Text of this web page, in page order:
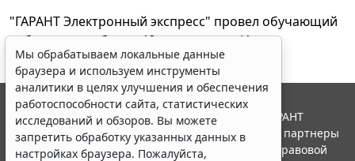
"ГАРАНТ Электронный экспресс" провел обучающий
вебинар по работе с AI-ассистентом Искра
23 апреля 2026
Мы обрабатываем локальные данные
браузера и используем инструменты
аналитики в целях улучшения и обеспечения
работоспособности сайта, статистических
исследований и обзоров. Вы можете
запретить обработку указанных данных в
настройках браузера. Пожалуйста,
© ООО "НПП "ГАРАНТ-СЕРВИС", 2026. Система ГАРАНТ
выпускается с 1990 года. Компания "Гарант" и ее партнеры
являются участниками Российской ассоциации правовой